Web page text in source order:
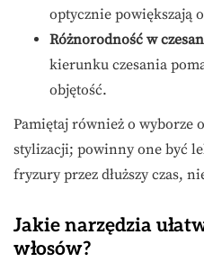
optycznie powiększają
Różnorodność w
kierunku czesania
objętość.
Pamiętaj również o wyborze
stylizacji; powinny one być
fryzury przez dłuższy czas,
Jakie narzędzia
włosów?